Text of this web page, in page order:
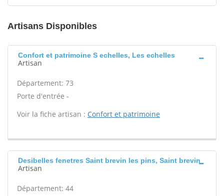
Artisans Disponibles
Confort et patrimoine S echelles, Les echelles
Artisan
Département: 73
Porte d'entrée -
Voir la fiche artisan : Confort et patrimoine
Desibelles fenetres Saint brevin les pins, Saint brevin
Artisan
Département: 44